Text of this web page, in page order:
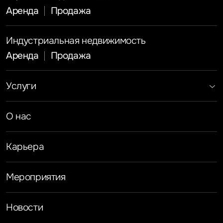
Аренда
Продажа
Индустриальная недвижимость
Аренда
Продажа
Услуги
Брокеридж
Складская недвижимость
Торговая недвижимость
Стратегический консалтинг
Исследования и аналитика
Оценка
Управление проектами строительства
О нас
Карьера
Мероприятия
Новости